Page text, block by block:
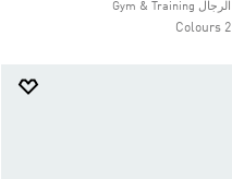
الرجال Gym & Training
2 Colours